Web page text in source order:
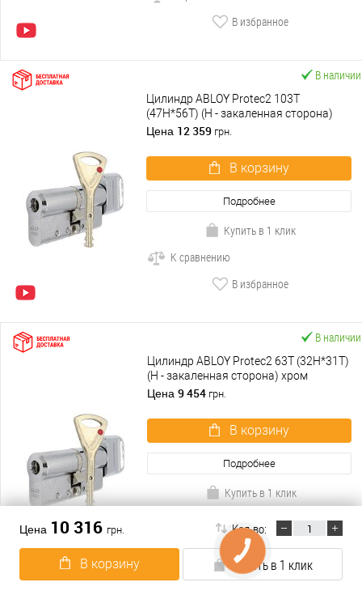
Цена 10 316 грн. Кол-во:
В корзину Купить в 1 клик
В избранное
В наличии
Цилиндр ABLOY Protec2 103T
(47H*56T) (H - закаленная сторона)
хром полированный
Цена 12 359 грн.
В корзину
Подробнее
Купить в 1 клик
К сравнению
В избранное
В наличии
Цилиндр ABLOY Protec2 63T (32H*31T)
(H - закаленная сторона) хром
полированный
Цена 9 454 грн.
В корзину
Подробнее
Купить в 1 клик
К сравнению
В избранное